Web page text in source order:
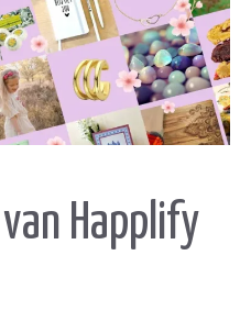
Happlify